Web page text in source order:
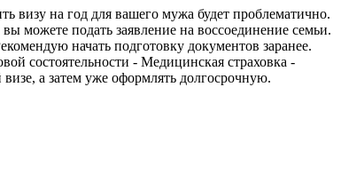
визу на год для вашего мужа будет проблематично.
можете подать заявление на воссоединение семьи.
начать подготовку документов заранее.
состоятельности - Медицинская страховка -
а затем уже оформлять долгосрочную.